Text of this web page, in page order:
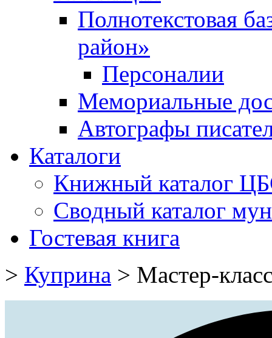
Полнотекстовая
район»
Персоналии
Мемориальные
Автографы
Каталоги
Книжный каталог
Сводный каталог
Гостевая книга
> Куприна > Мастер-